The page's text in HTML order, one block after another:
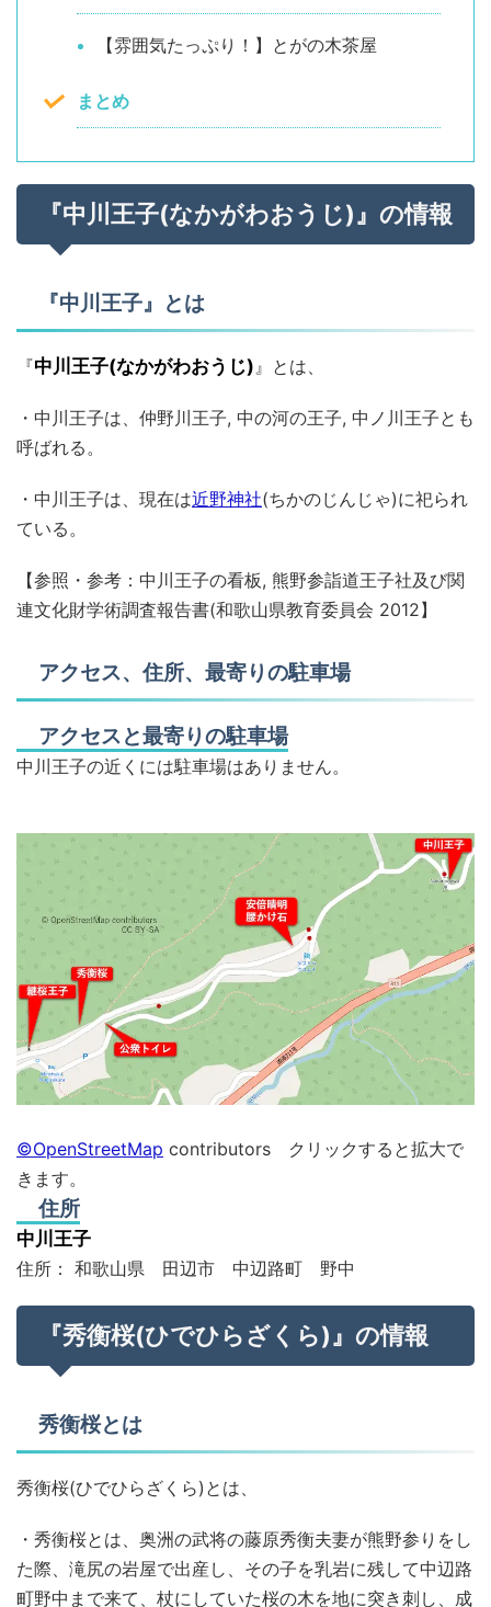
【雰囲気たっぷり！】とがの木茶屋
まとめ
『中川王子(なかがわおうじ)』の情報
『中川王子』とは
『中川王子(なかがわおうじ)』とは、
・中川王子は、仲野川王子, 中の河の王子, 中ノ川王子とも
呼ばれる。
・中川王子は、現在は近野神社(ちかのじんじゃ)に祀られ
ている。
【参照・参考：中川王子の看板, 熊野参詣道王子社及び関
連文化財学術調査報告書(和歌山県教育委員会 2012】
アクセス、住所、最寄りの駐車場
アクセスと最寄りの駐車場
中川王子の近くには駐車場はありません。
©OpenStreetMap contributors クリックすると拡大で
きます。
住所
中川王子
住所： 和歌山県 田辺市 中辺路町 野中
『秀衡桜(ひでひらざくら)』の情報
秀衡桜とは
秀衡桜(ひでひらざくら)とは、
・秀衡桜とは、奥洲の武将の藤原秀衡夫妻が熊野参りをし
た際、滝尻の岩屋で出産し、その子を乳岩に残して中辺路
町野中まで来て、杖にしていた桜の木を地に突き刺し、成